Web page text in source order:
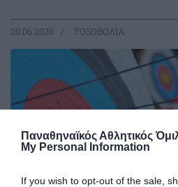
Παναθηναϊκός Αθλητικός
My Personal Information
If you wish to opt-out of the sale,
20.06.2026 ΤΟΞΟΒΟΛΙΑ